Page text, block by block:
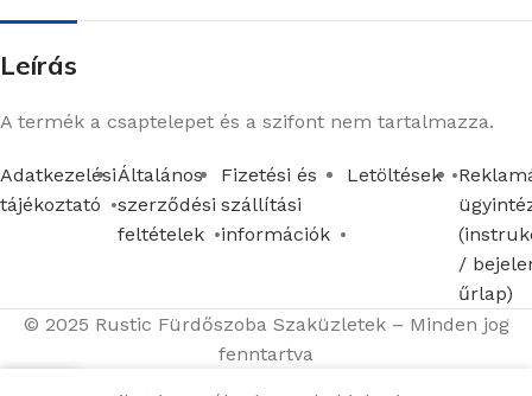
Leírás
A termék a csaptelepet és a szifont nem tartalmazza.
Adatkezelési
tájékoztató
Általános
szerződési
feltételek
Fizetési és
szállítási
információk
Letöltések
/
űrlap)
© 2025 Rustic Fürdőszoba Szaküzletek – Minden jog
fenntartva